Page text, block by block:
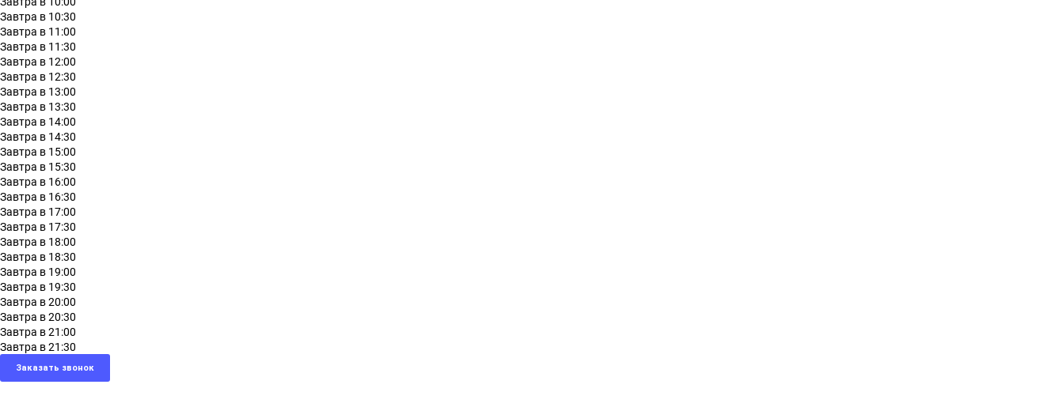
Завтра в 10:30
Завтра в 11:00
Завтра в 11:30
Завтра в 12:00
Завтра в 12:30
Завтра в 13:00
Завтра в 13:30
Завтра в 14:00
Завтра в 14:30
Завтра в 15:00
Завтра в 15:30
Завтра в 16:00
Завтра в 16:30
Завтра в 17:00
Завтра в 17:30
Завтра в 18:00
Завтра в 18:30
Завтра в 19:00
Завтра в 19:30
Завтра в 20:00
Завтра в 20:30
Завтра в 21:00
Завтра в 21:30
Заказать звонок